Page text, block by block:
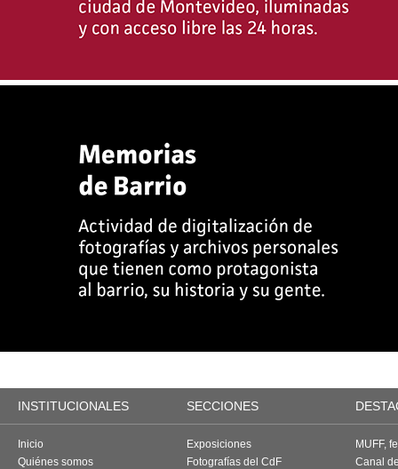
INSTITUCIONALES SECCIONES
Inicio
Quiénes somos
Exposiciones
Fotografías del CdF
MUFF,
Canal